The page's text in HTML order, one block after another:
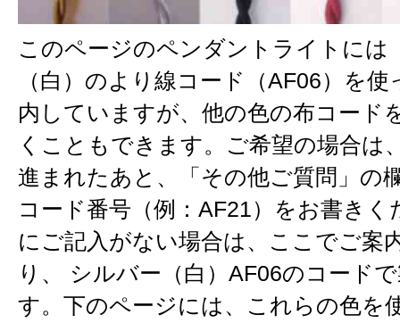
このページのペンダントライトに
（白）のより線コード（AF06）を
内していますが、他の色の布コード
くこともできます。ご希望の場合は
進まれたあと、「その他ご質問」の
コード番号（例：AF21）をお書きく
にご記入がない場合は、ここでご案
り、 シルバー（白）AF06のコード
す。下のページには、これらの色を